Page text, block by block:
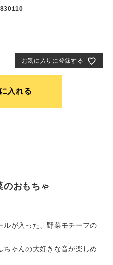
お気に入りに登録する
入れる
のおもちゃ
ルが入った、野菜モチーフの
ちゃんの大好きな音が楽しめ